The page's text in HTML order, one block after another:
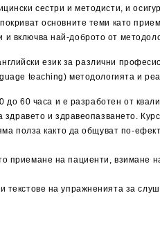
сестри и методисти, и
основните теми като
най-доброто от
език за различни
teaching) методологията и
60 часа и е разработен от
здравето и здравеопазването.
полза както да общуват по-
приемане на пациенти, взимане
текстове на упражненията за